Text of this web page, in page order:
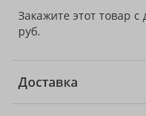
Закажите этот товар
руб.
Доставка